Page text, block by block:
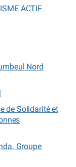
ACTIF
Nord
de Solidarité et
Groupe